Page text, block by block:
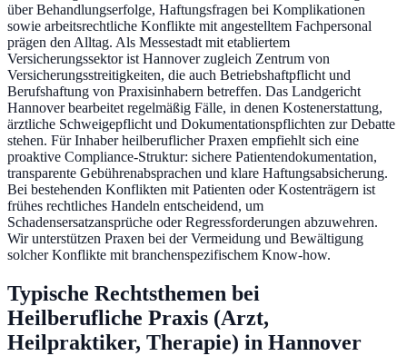
über Behandlungserfolge, Haftungsfragen bei Komplikationen
sowie arbeitsrechtliche Konflikte mit angestelltem Fachpersonal
prägen den Alltag. Als Messestadt mit etabliertem
Versicherungssektor ist Hannover zugleich Zentrum von
Versicherungsstreitigkeiten, die auch Betriebshaftpflicht und
Berufshaftung von Praxisinhabern betreffen. Das Landgericht
Hannover bearbeitet regelmäßig Fälle, in denen Kostenerstattung,
ärztliche Schweigepflicht und Dokumentationspflichten zur Debatte
stehen. Für Inhaber heilberuflicher Praxen empfiehlt sich eine
proaktive Compliance-Struktur: sichere Patientendokumentation,
transparente Gebührenabsprachen und klare Haftungsabsicherung.
Bei bestehenden Konflikten mit Patienten oder Kostenträgern ist
frühes rechtliches Handeln entscheidend, um
Schadensersatzansprüche oder Regressforderungen abzuwehren.
Wir unterstützen Praxen bei der Vermeidung und Bewältigung
solcher Konflikte mit branchenspezifischem Know-how.
Typische Rechtsthemen bei
Heilberufliche Praxis (Arzt,
Heilpraktiker, Therapie) in Hannover